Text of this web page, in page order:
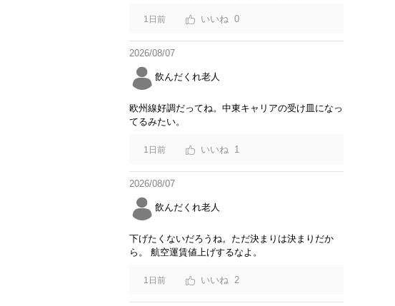
1日前 0
2026/08/07
飲んだくれ老人
欧州線好調だってね。中東キャリアの受け皿になっ
てるみたい。
1日前 1
2026/08/07
飲んだくれ老人
下げたくないだろうね。ただ決まりは決まりだか
ら。 航空運賃値上げするなよ。
1日前 2